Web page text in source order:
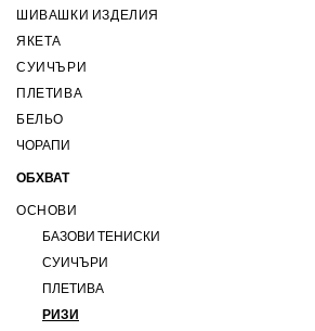
ШИВАШКИ ИЗДЕЛИЯ
ЯКЕТА
СУИЧЪРИ
ПЛЕТИВА
БЕЛЬО
ЧОРАПИ
ОБХВАТ
ОСНОВИ
БАЗОВИ ТЕНИСКИ
СУИЧЪРИ
ПЛЕТИВА
РИЗИ